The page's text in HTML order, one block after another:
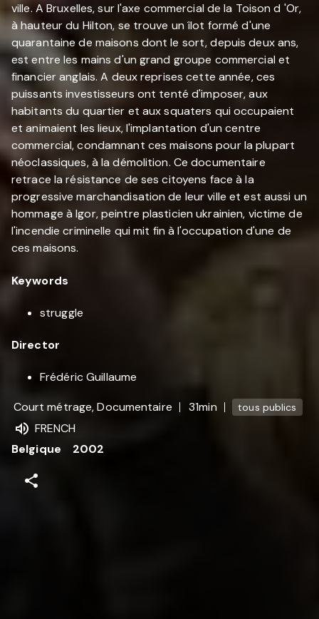
ville. A Bruxelles, sur l'axe commercial de la Toison d 'Or,
à hauteur du Hilton, se trouve un îlot formé d'une
quarantaine de maisons dont le sort, depuis deux ans,
est entre les mains d'un grand groupe commercial et
financier anglais. A deux reprises cette année, ces
puissants investisseurs ont tenté d'imposer, aux
habitants du quartier et aux squaters qui occupaient
et animaient les lieux, l'implantation d'un centre
commercial, condamnant ces maisons pour la plupart
néoclassiques, à la démolition. Ce documentaire
retrace la résistance de ses citoyens face à la
progressive marchandisation de leur ville et est aussi un
hommage à Igor, peintre plasticien ukrainien, victime de
l'incendie criminelle qui mit fin à l'occupation d'une de
ces maisons.
Keywords
struggle
Director
Frédéric Guillaume
Court métrage, Documentaire
31min tous publics
FRENCH
Belgique
2002